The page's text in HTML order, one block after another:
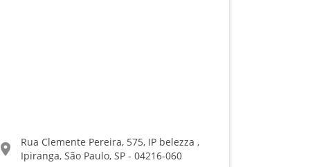
Rua Clemente Pereira, 575, IP belezza ,
Ipiranga, São Paulo, SP - 04216-060